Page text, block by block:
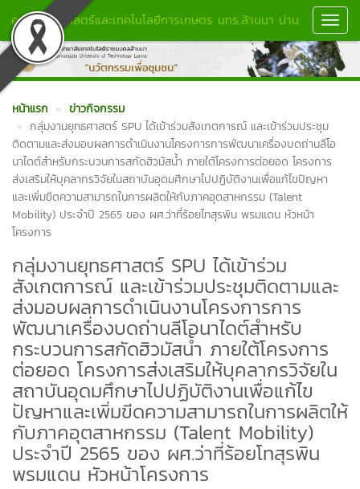
คณะวิทยาศาสตร์และเทคโนโลยีการเกษตร มทร.ล้านนา น่าน
หน้าแรก
ข่าวกิจกรรม
กลุ่มงานยุทธศาสตร์ SPU ได้เข้าร่วมสังเกตการณ์ และเข้าร่วมประชุม
ติดตามและส่งมอบผลการดำเนินงานโครงการการพัฒนาเครื่องบดถ่านลีโอ
นาไดต์สำหรับกระบวนการสกัดฮิวมัสน้ำ ภายใต้โครงการต่อยอด โครงการ
ส่งเสริมให้บุคลากรวิจัยในสถาบันอุดมศึกษาไปปฏิบัติงานเพื่อแก้ไขปัญหา
และเพิ่มขีดความสามารถในการผลิตให้กับภาคอุตสาหกรรม (Talent
Mobility) ประจำปี 2565 ของ ผศ.ว่าที่ร้อยโทสุรพิน พรมแดน หัวหน้า
โครงการ
กลุ่มงานยุทธศาสตร์ SPU ได้เข้าร่วม
สังเกตการณ์ และเข้าร่วมประชุมติดตามและ
ส่งมอบผลการดำเนินงานโครงการการ
พัฒนาเครื่องบดถ่านลีโอนาไดต์สำหรับ
กระบวนการสกัดฮิวมัสน้ำ ภายใต้โครงการ
ต่อยอด โครงการส่งเสริมให้บุคลากรวิจัยใน
สถาบันอุดมศึกษาไปปฏิบัติงานเพื่อแก้ไข
ปัญหาและเพิ่มขีดความสามารถในการผลิตให้
กับภาคอุตสาหกรรม (Talent Mobility)
ประจำปี 2565 ของ ผศ.ว่าที่ร้อยโทสุรพิน
พรมแดน หัวหน้าโครงการ